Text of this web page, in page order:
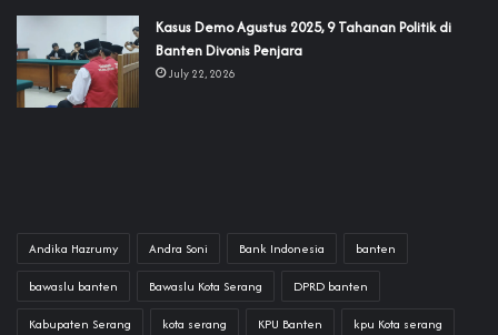
‎Kasus Demo Agustus 2025, 9 Tahanan Politik di
Banten Divonis Penjara
July 22, 2026
Andika Hazrumy Andra Soni Bank Indonesia banten
bawaslu banten Bawaslu Kota Serang DPRD banten
Kabupaten Serang kota serang KPU Banten kpu Kota serang